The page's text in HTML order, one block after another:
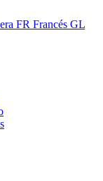
FR Francés GL